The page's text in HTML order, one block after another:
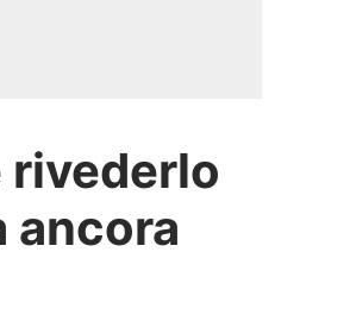
rivederlo
ancora